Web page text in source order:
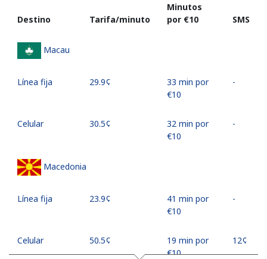
Destino Tarifa/minuto
Minutos
por ⁦€10⁩
SMS
Macau
Línea fija ⁦29.9¢⁩
33 min por
⁦€10⁩
-
Celular ⁦30.5¢⁩
32 min por
⁦€10⁩
-
Macedonia
Línea fija ⁦23.9¢⁩
41 min por
⁦€10⁩
-
Celular ⁦50.5¢⁩
19 min por
⁦€10⁩
⁦12¢⁩